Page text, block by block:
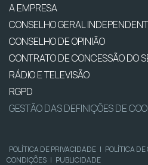
A EMPRESA
CONSELHO GERAL
CONSELHO DE OPINIÃO
CONTRATO DE CONCESSÃO DO
RÁDIO E TELEVISÃO
RGPD
GESTÃO DAS DEFINIÇÕES DE
POLÍTICA DE PRIVACIDADE | POLÍTICA DE
CONDIÇÕES | PUBLICIDADE